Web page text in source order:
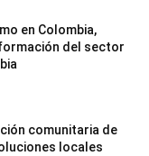
en Colombia,
del sector
comunitaria de
locales